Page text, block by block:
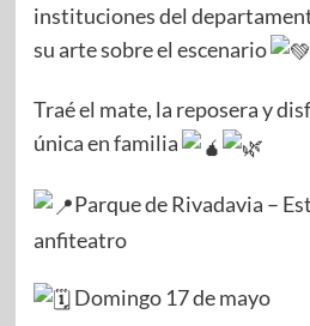
instituciones del
su arte sobre el escenario
Traé el mate, la reposera y
única en familia
Parque de Rivadavia –
anfiteatro
Domingo 17 de mayo